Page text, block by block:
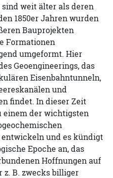
weit älter als deren
1850er Jahren wurden
Bauprojekten
Formationen
umgeformt. Hier
Geoengineerings, das
Eisenbahntunneln,
und
findet. In dieser Zeit
einem der wichtigsten
und es kündigt
Epoche an, das
Hoffnungen auf
B. zwecks billiger